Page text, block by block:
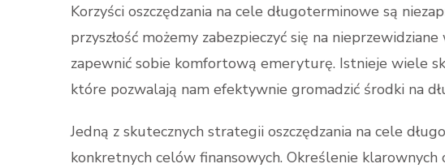
Korzyści oszczędzania na cele długoterminowe są
przyszłość możemy zabezpieczyć się na
zapewnić sobie komfortową emeryturę. Istnieje wiele
które pozwalają nam efektywnie gromadzić środki na
Jedną z skutecznych strategii oszczędzania na cele
konkretnych celów finansowych. Określenie